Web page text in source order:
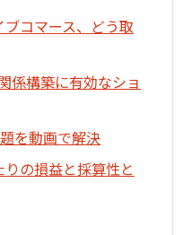
コマース、どう取
係構築に有効なショ
を動画で解決
の損益と採算性と